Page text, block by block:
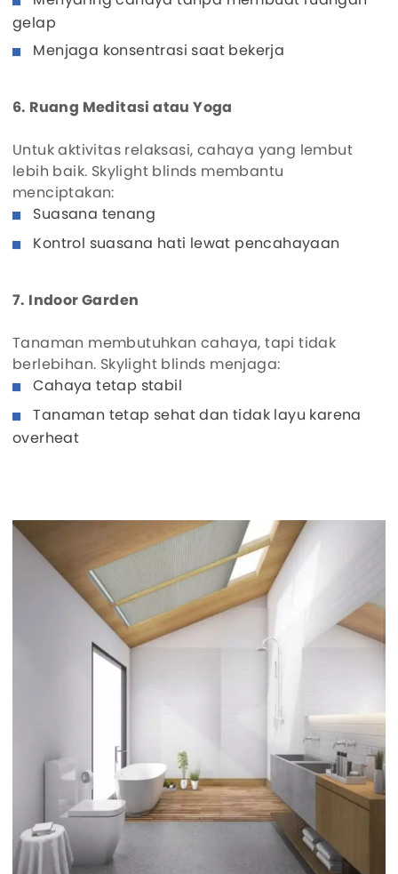
gelap
Menjaga konsentrasi saat bekerja
6. Ruang Meditasi atau Yoga
Untuk aktivitas relaksasi, cahaya yang lembut
lebih baik. Skylight blinds membantu
menciptakan:
Suasana tenang
Kontrol suasana hati lewat pencahayaan
7. Indoor Garden
Tanaman membutuhkan cahaya, tapi tidak
berlebihan. Skylight blinds menjaga:
Cahaya tetap stabil
Tanaman tetap sehat dan tidak layu karena
overheat